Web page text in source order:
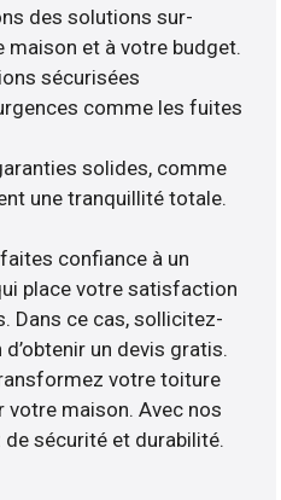
des solutions sur-
maison et à votre budget.
sécurisées
comme les fuites
solides, comme
une tranquillité totale.
confiance à un
place votre satisfaction
Dans ce cas, sollicitez-
un devis gratis.
votre toiture
votre maison. Avec nos
sécurité et durabilité.